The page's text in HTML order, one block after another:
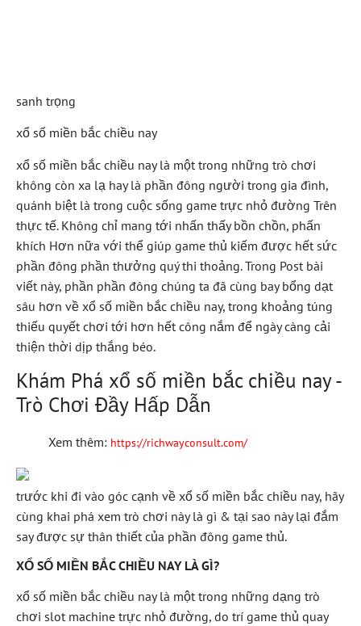
sanh trọng
xổ số miền bắc chiều nay
xổ số miền bắc chiều nay là một trong những trò chơi
không còn xa lạ hay là phần đông người trong gia đình,
quánh biệt là trong cuộc sống game trực nhỏ đường Trên
thực tế. Không chỉ mang tới nhấn thấy bồn chồn, phấn
khích Hơn nữa với thể giúp game thủ kiếm được hết sức
phần đông phần thưởng quý thi thoảng. Trong Post bài
viết này, phần phần đông chúng ta đã cùng bay bổng dạt
sâu hơn về xổ số miền bắc chiều nay, trong khoảng túng
thiếu quyết chơi tới hơn hết công nắm để ngày càng cải
thiện thời dịp thắng béo.
Khám Phá xổ số miền bắc chiều nay -
Trò Chơi Đầy Hấp Dẫn
Xem thêm: https://richwayconsult.com/
trước khi đi vào góc cạnh về xổ số miền bắc chiều nay, hãy
cùng khai phá xem trò chơi này là gì & tại sao này lại đắm
say được sự thân thiết của phần đông game thủ.
XỔ SỐ MIỀN BẮC CHIỀU NAY LÀ GÌ?
xổ số miền bắc chiều nay là một trong những dạng trò
chơi slot machine trực nhỏ đường, do trí game thủ quay